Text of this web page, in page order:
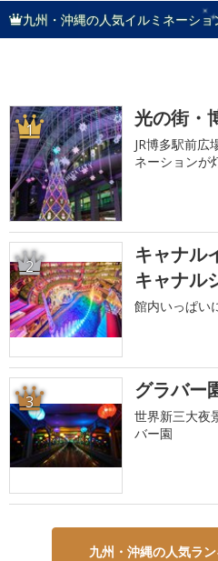
九州・沖縄の人気イルミネーシ
1 光の街・
JR博多駅前広
ネーションが
2
キャナル
キャナル
館内いっぱい
3 グラバー
世界新三大夜
バー園
九州・沖縄の人気ラ